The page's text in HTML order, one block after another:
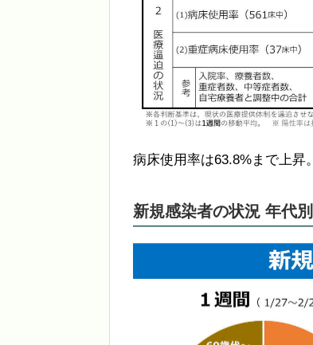
病床使用率は63.8%まで上昇。
新規感染者の状況 年代別